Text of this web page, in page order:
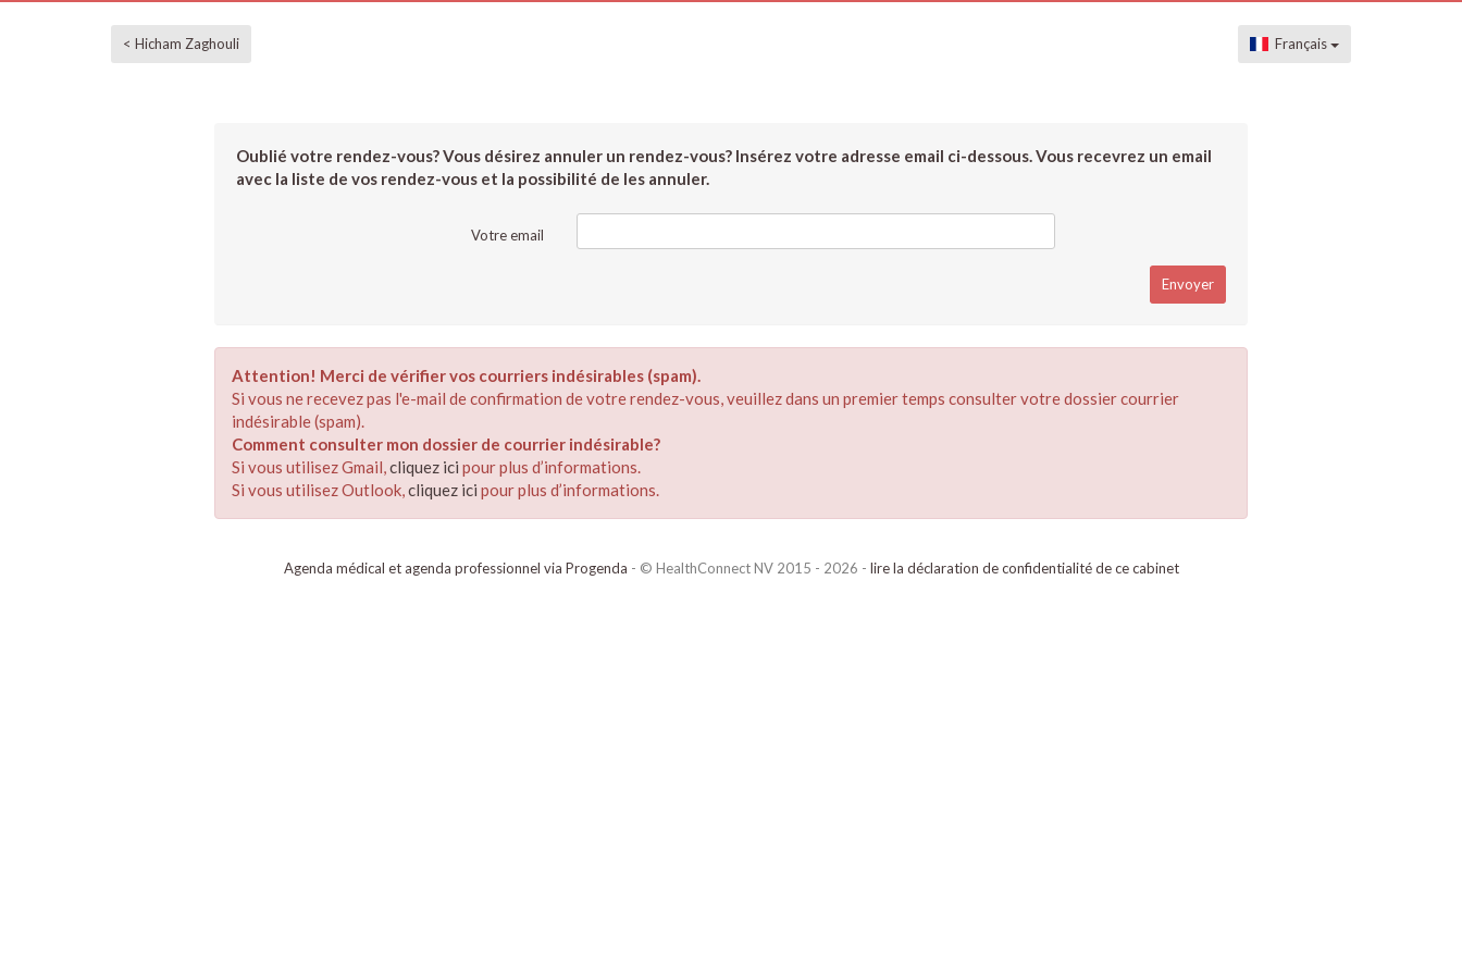
< Hicham Zaghouli Français
Oublié votre rendez-vous? Vous désirez annuler un rendez-vous? Insérez votre adresse email ci-dessous. Vous recevrez un email
avec la liste de vos rendez-vous et la possibilité de les annuler.
Votre email
Attention! Merci de vérifier vos courriers indésirables (spam).
Si vous ne recevez pas l'e-mail de confirmation de votre rendez-vous, veuillez dans un premier temps consulter votre dossier courrier
indésirable (spam).
Comment consulter mon dossier de courrier indésirable?
Si vous utilisez Gmail,cliquez ici pour plus d’informations.
Si vous utilisez Outlook,cliquez ici pour plus d’informations.
Agenda médical et agenda professionnel via Progenda - © HealthConnect NV 2015 - 2026 - lire la déclaration de confidentialité de ce cabinet